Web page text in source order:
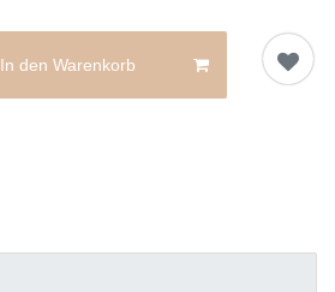
In den Warenkorb